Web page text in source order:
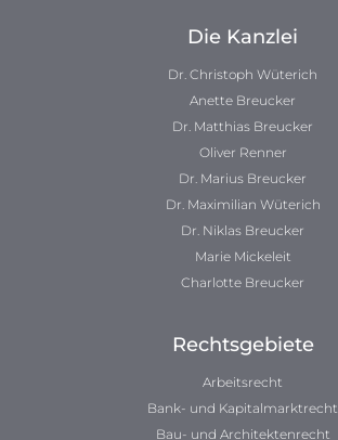
Die Kanzlei
Dr. Christoph Wüterich
Anette Breucker
Dr. Matthias Breucker
Oliver Renner
Dr. Marius Breucker
Dr. Maximilian Wüterich
Dr. Niklas Breucker
Marie Mickeleit
Charlotte Breucker
Rechtsgebiete
Arbeitsrecht
Bank- und Kapitalmarktrecht
Bau- und Architektenrecht